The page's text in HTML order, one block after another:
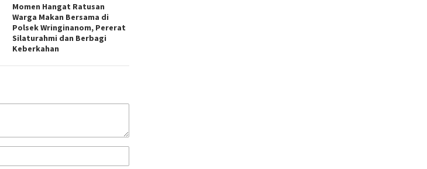
Momen Hangat Ratusan
Warga Makan Bersama di
Polsek Wringinanom, Pererat
Silaturahmi dan Berbagi
Keberkahan